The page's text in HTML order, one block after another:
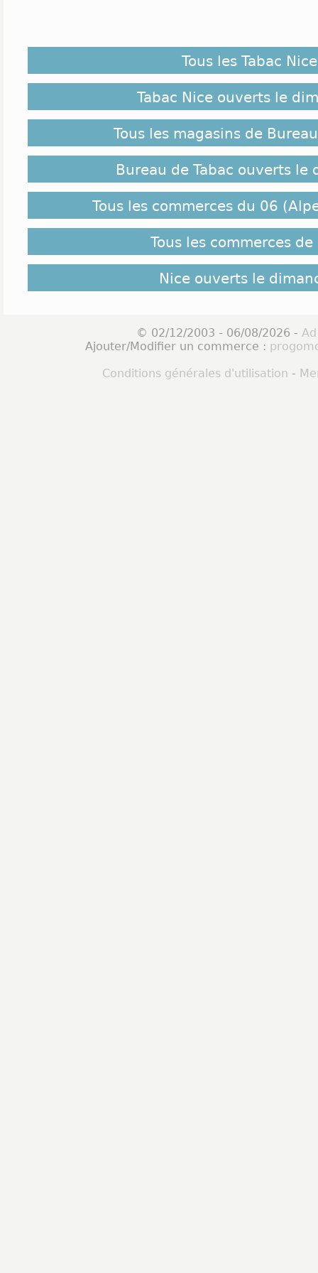
Tous les Tabac Nice
Tabac Nice ouverts le
Tous les magasins de
Bureau de Tabac ouverts le
Tous les commerces du 06
Tous les commerces de
Nice ouverts le
© 02/12/2003 - 06/08/2026 -
Ajouter/Modifier un commerce :
Conditions générales d'utilisation -